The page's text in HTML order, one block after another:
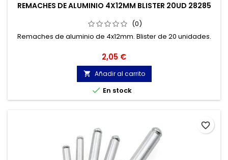
REMACHES DE ALUMINIO 4X12MM BLISTER 20UD 28285
(0)
Remaches de aluminio de 4x12mm. Blister de 20 unidades.
Precio
2,05 €
 Añadir al carrito
 En stock
favorite_border